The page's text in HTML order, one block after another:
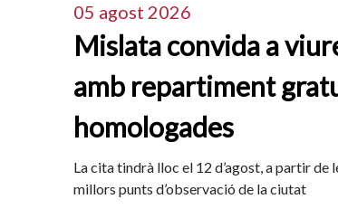
05 agost 2026
Mislata convida a
amb repartiment
homologades
La cita tindrà lloc el 12 d’agost, a partir de
millors punts d’observació de la ciutat